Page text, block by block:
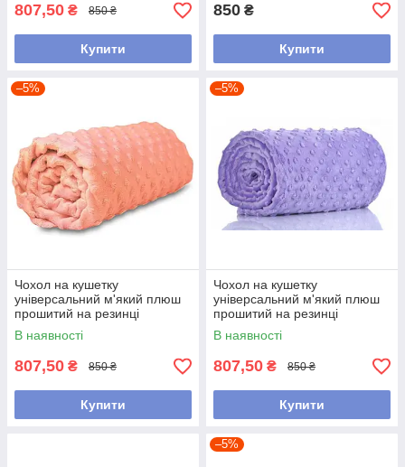
807,50 ₴ 850 ₴
Купити
850 ₴
Купити
–5%
Чохол на кушетку
універсальний м'який плюш
прошитий на резинці
В наявності
807,50 ₴ 850 ₴
Купити
–5%
Чохол на кушетку
універсальний м'який плюш
прошитий на резинці
В наявності
807,50 ₴ 850 ₴
Купити
–5%